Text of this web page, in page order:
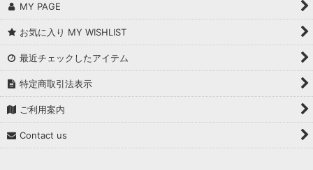
MY PAGE
お気に入り MY WISHLIST
最近チェックしたアイテム
特定商取引法表示
ご利用案内
Contact us